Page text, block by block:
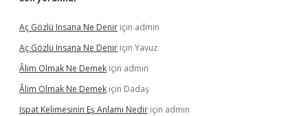
Aç Gözlü Insana Ne Denir için admin
Aç Gözlü Insana Ne Denir için Yavuz
Âlim Olmak Ne Demek için admin
Âlim Olmak Ne Demek için Dadaş
Ispat Kelimesinin Eş Anlamı Nedir için admin